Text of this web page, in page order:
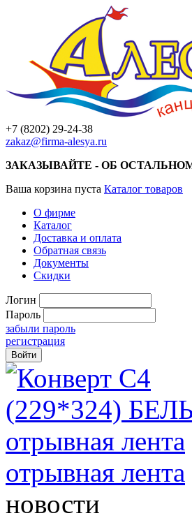
+7 (8202) 29-24-38
zakaz@firma-alesya.ru
ЗАКАЗЫВАЙТЕ - ОБ
Ваша корзина пуста Каталог товаров
О фирме
Каталог
Доставка и оплата
Обратная связь
Документы
Скидки
Логин
Пароль
забыли пароль
регистрация
отрывная лента
новости